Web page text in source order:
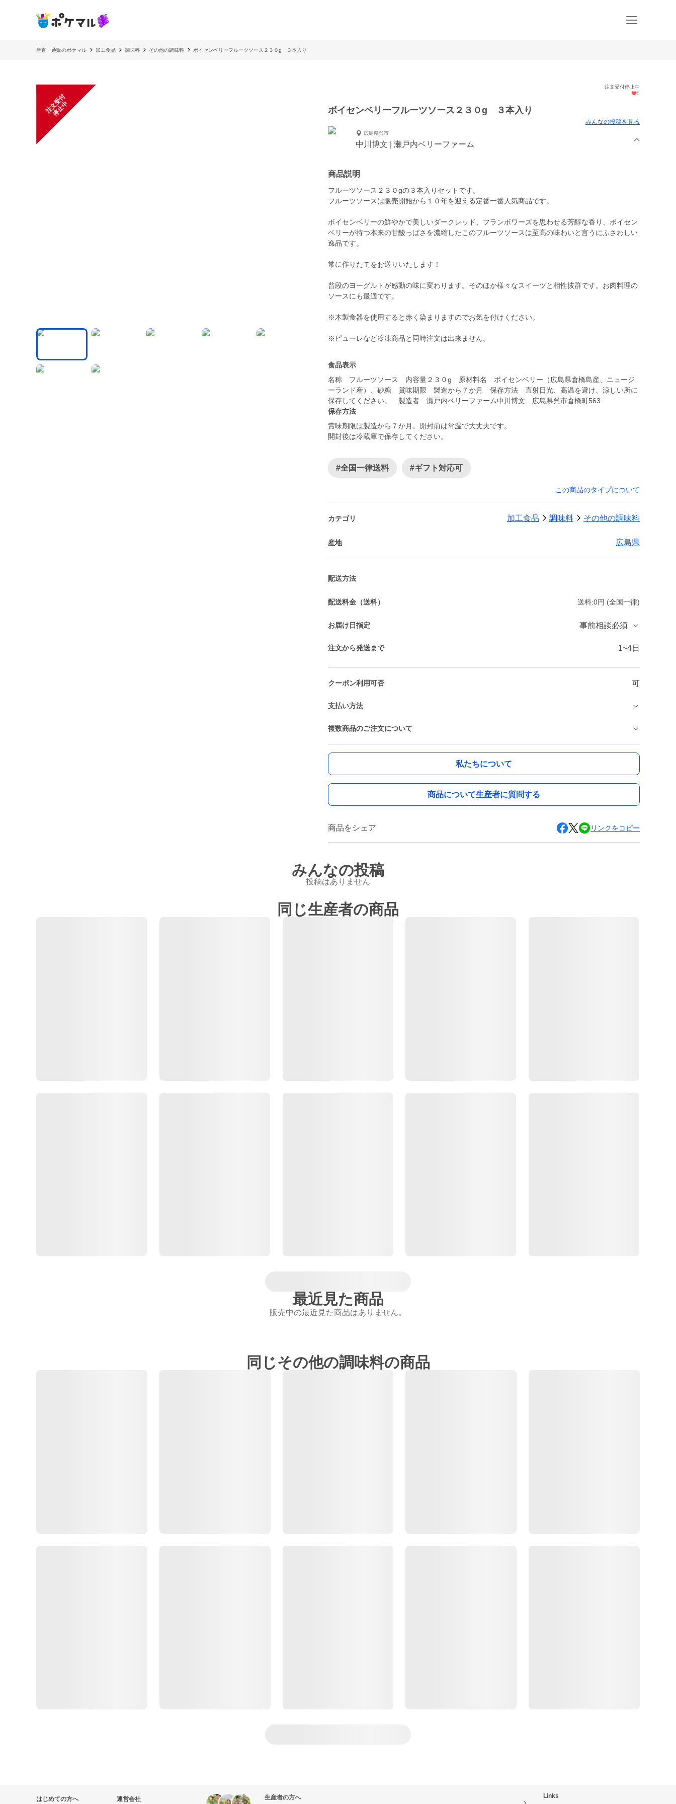
産直・通販のポケマル 加工食品 調味料 その他の調味料 ボイセンベリーフルーツソース２３０g ３本入り
注
文
受
付
停
止
中
注文受付停止中
5
ボイセンベリーフルーツソース２３０g ３本入り
みんなの投稿を見る
広島県呉市
中川博文 | 瀬戸内ベリーファーム
商品説明
フルーツソース２３０gの３本入りセットです。
フルーツソースは販売開始から１０年を迎える定番一番人気商品です。
ボイセンベリーの鮮やかで美しいダークレッド、フランボワーズを思わせる芳醇な香り、ボイセン
ベリーが持つ本来の甘酸っぱさを濃縮したこのフルーツソースは至高の味わいと言うにふさわしい
逸品です。
常に作りたてをお送りいたします！
普段のヨーグルトが感動の味に変わります。そのほか様々なスイーツと相性抜群です。お肉料理の
ソースにも最適です。
※木製食器を使用すると赤く染まりますのでお気を付けください。
※ピューレなど冷凍商品と同時注文は出来ません。
食品表示
名称 フルーツソース 内容量２３０g 原材料名 ボイセンベリー（広島県倉橋島産、ニュージ
ーランド産）、砂糖 賞味期限 製造から７か月 保存方法 直射日光、高温を避け、涼しい所に
保存してください。 製造者 瀬戸内ベリーファーム中川博文 広島県呉市倉橋町563
保存方法
賞味期限は製造から７か月。開封前は常温で大丈夫です。
開封後は冷蔵庫で保存してください。
#全国一律送料 #ギフト対応可
この商品のタイプについて
カテゴリ 加工食品 調味料 その他の調味料
産地 広島県
配送方法
配送料金（送料） 送料:0円 (全国一律)
お届け日指定 事前相談必須
注文から発送まで 1~4日
クーポン利用可否 可
支払い方法
複数商品のご注文について
私たちについて
商品について生産者に質問する
商品をシェア リンクをコピー
みんなの投稿
投稿はありません
同じ生産者の商品
最近見た商品
販売中の最近見た商品はありません。
同じその他の調味料の商品
はじめての方へ 運営会社 生産者の方へ Links